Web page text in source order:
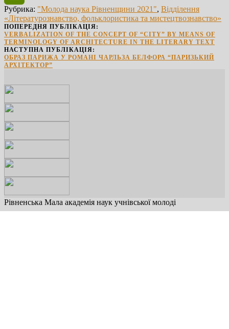
PrintFriendly
Рубрика: "Молода наука Рівненщини 2021", Відділення
«Літературознавство, фольклористика та мистецтвознавство»
ПОПЕРЕДНЯ ПУБЛІКАЦІЯ:
VERBALIZATION OF THE CONCEPT OF “CITY” BY MEANS OF
TERMINOLOGY OF ARCHITECTURE IN THE LITERARY TEXT
НАСТУПНА ПУБЛІКАЦІЯ:
ОБРАЗ ПАРИЖА У РОМАНІ ЧАРЛЬЗА БЕЛФОРА “ПАРИЗЬКИЙ
АРХІТЕКТОР”
Рівненська Мала академія наук учнівської молоді